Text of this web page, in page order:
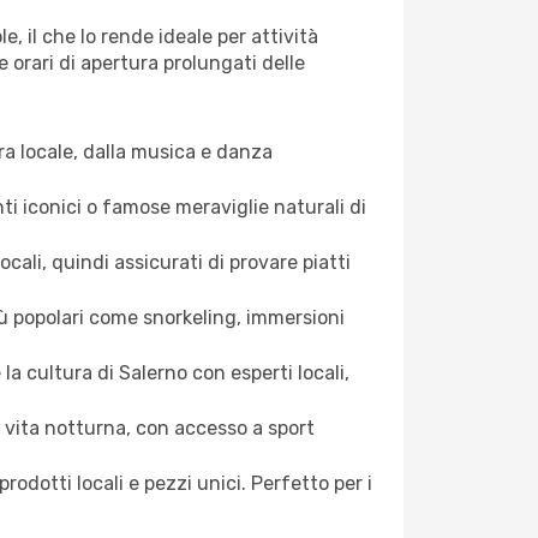
il che lo rende ideale per attività
orari di apertura prolungati delle
locale, dalla musica e danza
iconici o famose meraviglie naturali di
quindi assicurati di provare piatti
come snorkeling, immersioni
cultura di Salerno con esperti locali,
notturna, con accesso a sport
locali e pezzi unici. Perfetto per i